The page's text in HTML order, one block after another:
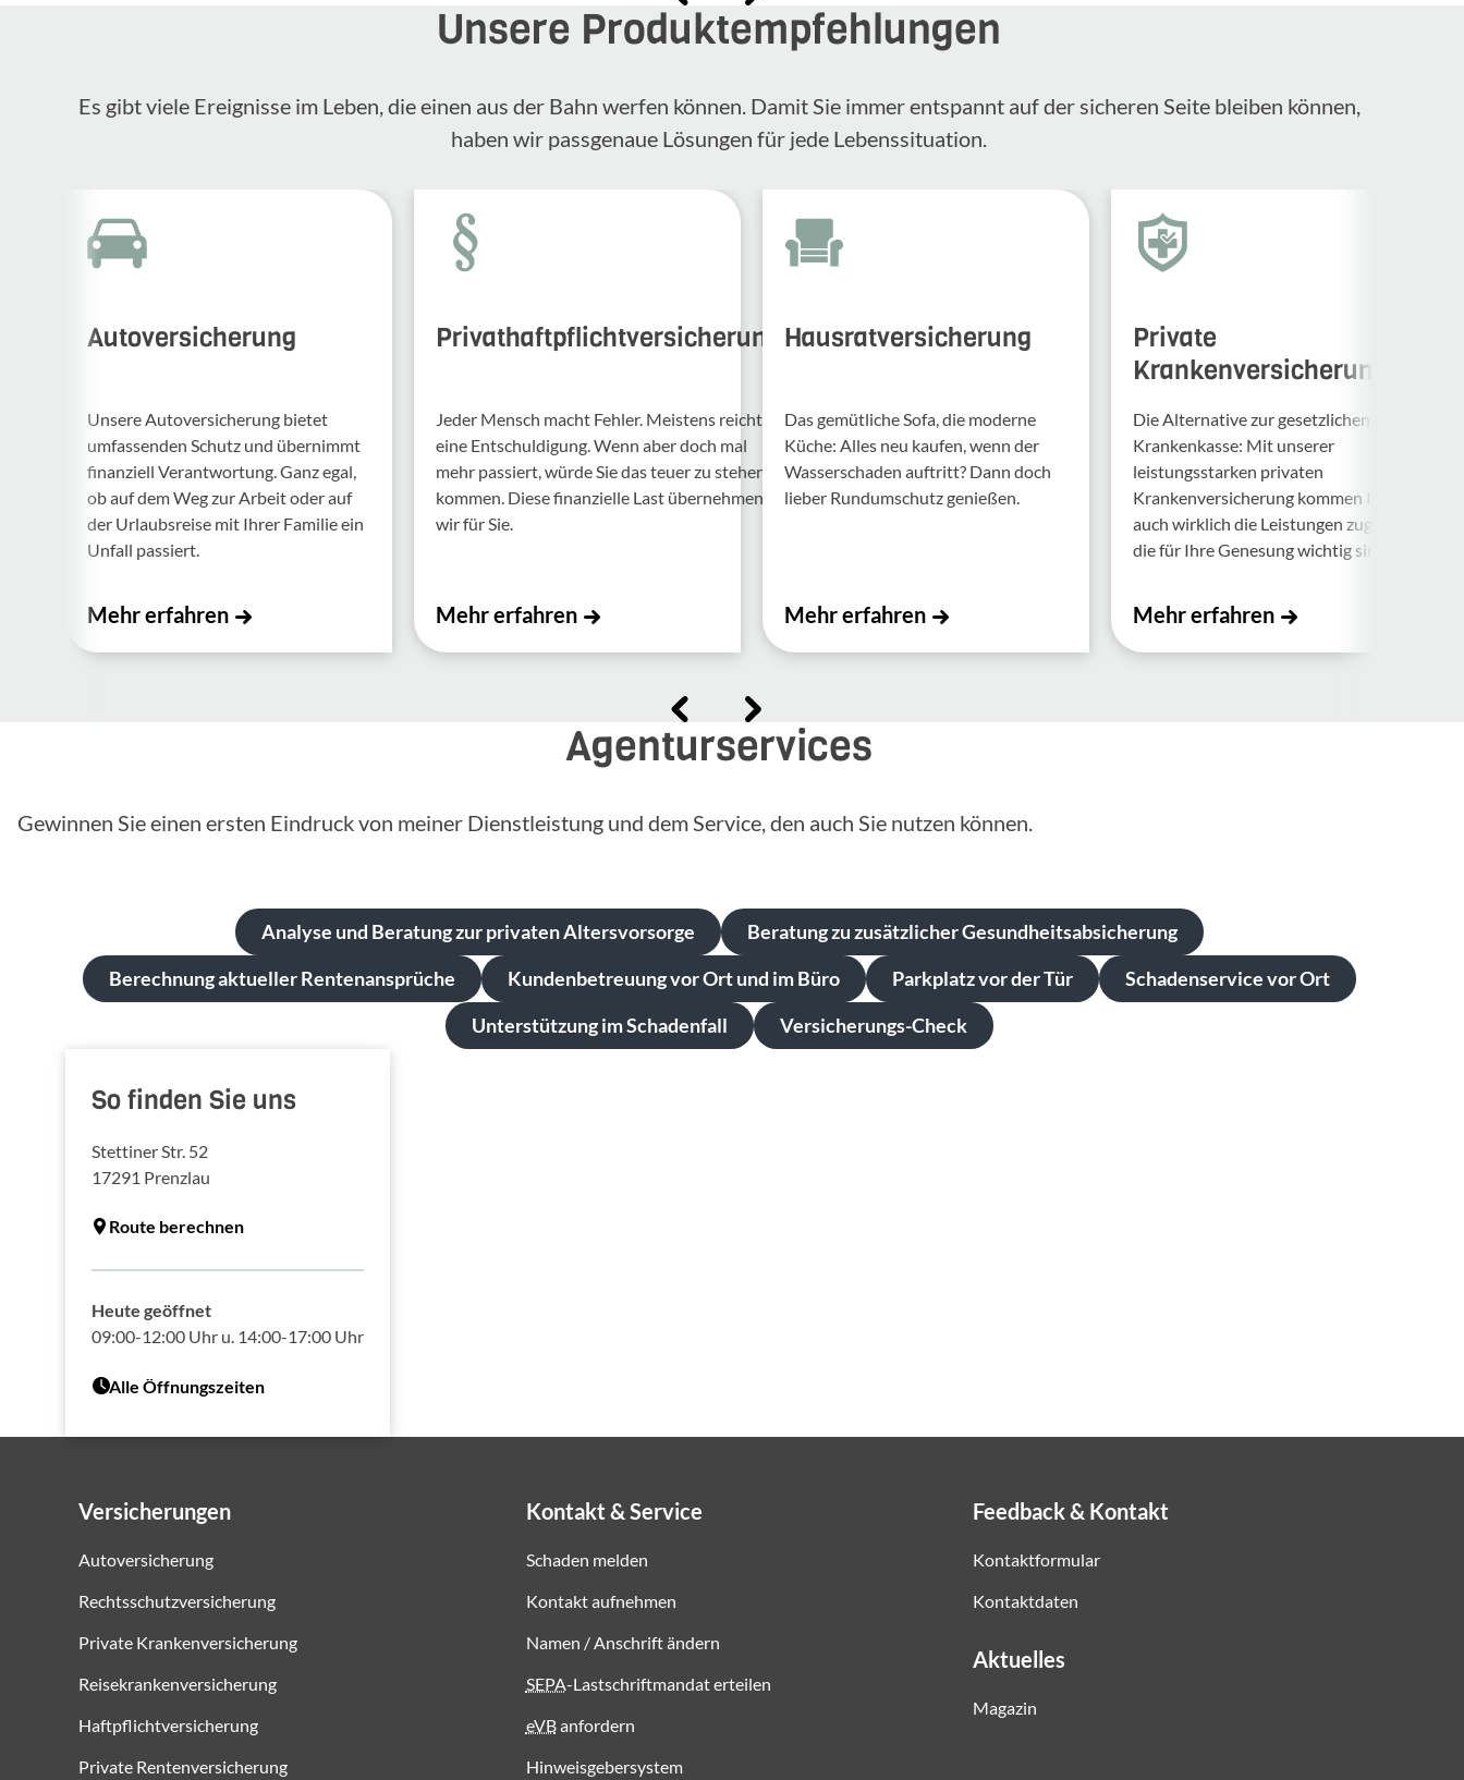
Unsere Produktempfehlungen
Es gibt viele Ereignisse im Leben, die einen aus der Bahn werfen können. Damit Sie immer entspannt auf der sicheren Seite bleiben können,
haben wir passgenaue Lösungen für jede Lebenssituation.
Autoversicherung
Unsere Auto­ver­si­che­rung bietet
umfas­senden Schutz und über­nimmt
finan­ziell Verant­wor­tung. Ganz egal,
ob auf dem Weg zur Arbeit oder auf
der Urlaubs­reise mit Ihrer Familie ein
Unfall passiert.
Mehr erfahren
Privathaftpflichtversicherung
Jeder Mensch macht Fehler. Meis­tens reicht
eine Entschul­di­gung. Wenn aber doch mal
mehr passiert, würde Sie das teuer zu stehen
kommen. Diese finan­zi­elle Last über­nehmen
wir für Sie.
Mehr erfahren
Hausratversicherung
Das gemütliche Sofa, die moderne
Küche: Alles neu kaufen, wenn der
Wasserschaden auftritt? Dann doch
lieber Rundumschutz genießen.
Mehr erfahren
Private
Krankenversicherung
Die Alternative zur gesetzlichen
Krankenkasse: Mit unserer
leistungsstarken privaten
Krankenversicherung kommen Ihnen
auch wirklich die Leistungen zugute,
die für Ihre Genesung wichtig sind.
Mehr erfahren
Agenturservices
Gewinnen Sie einen ersten Eindruck von meiner Dienstleistung und dem Service, den auch Sie nutzen können.
Analyse und Beratung zur privaten Altersvorsorge
Beratung zu zusätzlicher Gesundheitsabsicherung
Berechnung aktueller Rentenansprüche
Kundenbetreuung vor Ort und im Büro Parkplatz vor der Tür
Schadenservice vor Ort
Unterstützung im Schadenfall
Versicherungs-Check
So finden Sie uns
Stettiner Str. 52
17291 Prenzlau
Route berechnen
Heute geöffnet
09:00-12:00 Uhr u. 14:00-17:00 Uhr
Alle Öffnungszeiten
Versicherungen
Autoversicherung
Rechtsschutzversicherung
Private Krankenversicherung
Reisekrankenversicherung
Haftpflichtversicherung
Private Rentenversicherung
Kontakt & Service
Schaden melden
Kontakt aufnehmen
Namen / Anschrift ändern
SEPA-Lastschriftmandat erteilen
eVBanfordern
Hinweisgebersystem
Feedback & Kontakt
Kontaktformular
Kontaktdaten
Aktuelles
Magazin